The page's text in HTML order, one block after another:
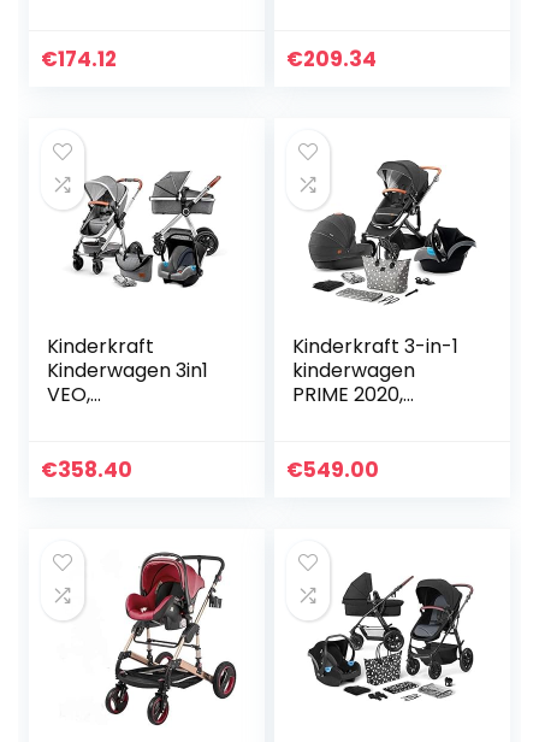
reiswieg, matras
€174.12
snel
€209.34
Kinderkraft
Kinderwagen 3in1
VEO,
Reissysteem, met
€358.40
Kinderkraft 3-in-1
kinderwagen
PRIME 2020,
kinderwagen,
€549.00